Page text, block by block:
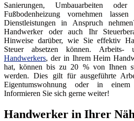
Sanierungen, Umbauarbeiten
Fußbodenheizung vornehmen
Dienstleistungen in Anspruch
Handwerker oder auch Ihr
Hinweise darüber, wie Sie effektiv
Steuer absetzen können. Arbeits-
Handwerkers, der in Ihrem Heim
hat, können bis zu 20 % von Ihnen
werden. Dies gilt für ausgeführte
Eigentumswohnung oder in einem
Informieren Sie sich gerne weiter!
Handwerker in Ihrer